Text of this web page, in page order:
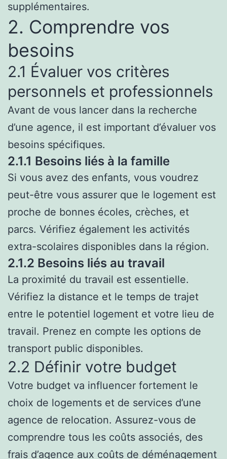
supplémentaires.
2. Comprendre vos
besoins
2.1 Évaluer vos critères
personnels et professionnels
Avant de vous lancer dans la recherche
d’une agence, il est important d’évaluer vos
besoins spécifiques.
2.1.1 Besoins liés à la famille
Si vous avez des enfants, vous voudrez
peut-être vous assurer que le logement est
proche de bonnes écoles, crèches, et
parcs. Vérifiez également les activités
extra-scolaires disponibles dans la région.
2.1.2 Besoins liés au travail
La proximité du travail est essentielle.
Vérifiez la distance et le temps de trajet
entre le potentiel logement et votre lieu de
travail. Prenez en compte les options de
transport public disponibles.
2.2 Définir votre budget
Votre budget va influencer fortement le
choix de logements et de services d’une
agence de relocation. Assurez-vous de
comprendre tous les coûts associés, des
frais d’agence aux coûts de déménagement